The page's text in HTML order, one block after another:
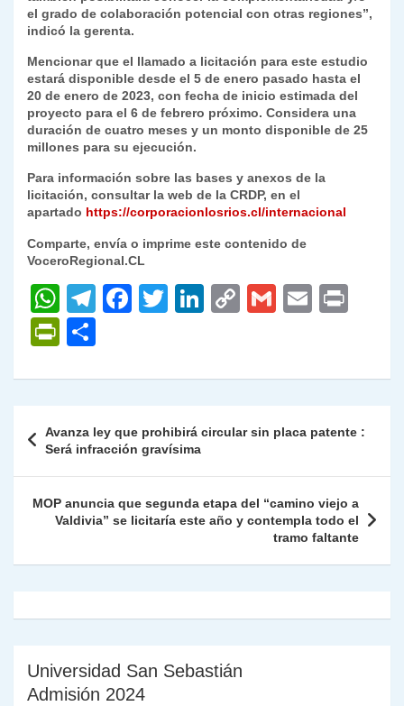
el grado de colaboración potencial con otras regiones”,
indicó la gerenta.
Mencionar que el llamado a licitación para este estudio
estará disponible desde el 5 de enero pasado hasta el
20 de enero de 2023, con fecha de inicio estimada del
proyecto para el 6 de febrero próximo. Considera una
duración de cuatro meses y un monto disponible de 25
millones para su ejecución.
Para información sobre las bases y anexos de la
licitación, consultar la web de la CRDP, en el
apartado https://corporacionlosrios.cl/internacional
Comparte, envía o imprime este contenido de
VoceroRegional.CL
W
h
at
s
p
p
T
gr
m
F
e
o
o
k
T
er
Li
e
n
C
y
n
k
G
l
E
l
P
nt
ie
n
dl
y
m
ar
tir
de
entradas
Avanza ley que prohibirá circular sin placa patente :
Será infracción gravísima
MOP anuncia que segunda etapa del “camino viejo a
Valdivia” se licitaría este año y contempla todo el
tramo faltante
Universidad San Sebastián
Admisión 2024